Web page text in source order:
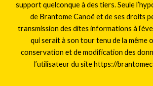
support quelconque à des tiers. Seule
de Brantome Canoë et de ses droits
transmission des dites informations à
qui serait à son tour tenu de la même
conservation et de modification des
l’utilisateur du site https://